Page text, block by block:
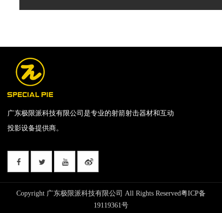
广东极限派科技有限公司是专业的射箭射击器材和互动
投影设备提供商。
Copyright 广东极限派科技有限公司 All Rights Reserved粤ICP备
19119361号